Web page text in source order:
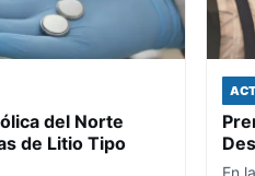
del Norte
de Litio Tipo